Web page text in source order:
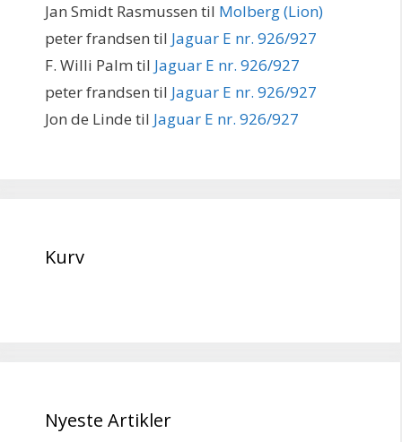
Jan Smidt Rasmussen til Molberg (Lion)
peter frandsen til Jaguar E nr. 926/927
F. Willi Palm til Jaguar E nr. 926/927
peter frandsen til Jaguar E nr. 926/927
Jon de Linde til Jaguar E nr. 926/927
Kurv
Nyeste Artikler